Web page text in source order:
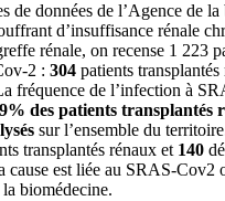
de données de l’Agence de
d’insuffisance rénale
rénale, on recense 1 223
2 : 304 patients transplantés
fréquence de l’infection à
des patients transplantés
sur l’ensemble du
transplantés rénaux et 140
cause est liée au SRAS-Cov2
biomédecine.